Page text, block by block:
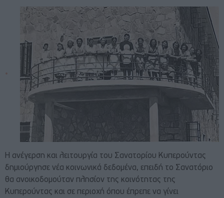
Η ανέγερση και λειτουργία του Σανατορίου Κυπερούντας
δημιούργησε νέα κοινωνικά δεδομένα, επειδή το Σανατόριο
θα ανοικοδομούταν πλησίον της κοινότητας της
Κυπερούντας και σε περιοχή όπου έπρεπε να γίνει